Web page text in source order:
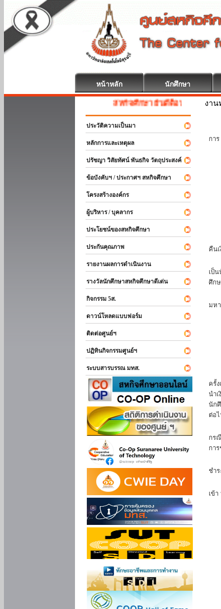
หน้าหลัก นักศึกษา
สหกิจศึกษา ยินดีต้อนรับ
ประวัติความเป็นมา
หลักการและเหตุผล
ปรัชญา วิสัยทัศน์ พันธกิจ วัตถุประสงค์
ข้อบังคับฯ / ประกาศฯ สหกิจศึกษา
โครงสร้างองค์กร
ผู้บริหาร / บุคลากร
ประโยชน์ของสหกิจศึกษา
ประกันคุณภาพ
รายงานผลการดำเนินงาน
รางวัลนักศึกษาสหกิจศึกษาดีเด่น
กิจกรรม 5ส.
ดาวน์โหลดแบบฟอร์ม
ติดต่อศูนย์ฯ
ปฏิทินกิจกรรมศูนย์ฯ
ระบบสารบรรณ มทส.
งา
กา
คืน
เป็
ศึก
มห
ครั้
นำ
นัก
ต่อ
กร
กา
ชำ
เข้